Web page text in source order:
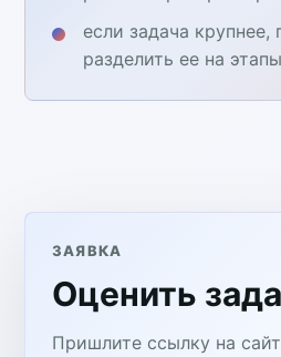
если задача крупнее,
разделить ее на
ЗАЯВКА
Оценить
Пришлите ссылку на